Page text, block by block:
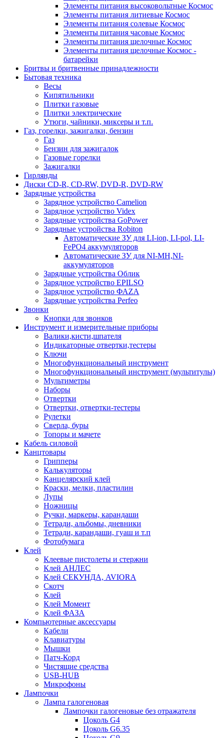
Элементы питания высоковольтные Космос
Элементы питания литиевые Космос
Элементы питания солевые Космос
Элементы питания часовые Космос
Элементы питания щелочные Космос
Элементы питания щелочные Космос -
батарейки
Бритвы и бритвенные принадлежности
Бытовая техника
Весы
Кипятильники
Плитки газовые
Плитки электрические
Утюги, чайники, миксеры и т.п.
Газ, горелки, зажигалки, бензин
Газ
Бензин для зажигалок
Газовые горелки
Зажигалки
Гирлянды
Диски CD-R, CD-RW, DVD-R, DVD-RW
Зарядные устройства
Зарядное устройство Camelion
Зарядное устройство Videx
Зарядные устройства GoPower
Зарядные устройства Robiton
Автоматические ЗУ для LI-ion, LI-pol, LI-
FePO4 аккумуляторов
Автоматические ЗУ для NI-MH,NI-
аккумуляторов
Зарядные устройства Облик
Зарядное устройство EPILSO
Зарядное устройство ФАZА
Зарядные устройства Perfeo
Звонки
Кнопки для звонков
Инструмент и измерительные приборы
Валики,кисти,шпателя
Индикаторные отвертки,тестеры
Ключи
Многофункциональный инструмент
Многофункциональный инструмент (мультитулы)
Мультиметры
Наборы
Отвертки
Отвертки, отвертки-тестеры
Рулетки
Сверла, буры
Топоры и мачете
Кабель силовой
Канцтовары
Грипперы
Калькуляторы
Канцелярский клей
Краски, мелки, пластилин
Лупы
Ножницы
Ручки, маркеры, карандаши
Тетради, альбомы, дневники
Тетради, карандаши, гуаш и т.п
Фотобумага
Клей
Клеевые пистолеты и стержни
Клей АНЛЕС
Клей СЕКУНДА, AVIORA
Скотч
Клей
Клей Момент
Клей ФАЗА
Компьютерные аксессуары
Кабели
Клавиатуры
Мышки
Патч-Корд
Чистящие средства
USB-HUB
Микрофоны
Лампочки
Лампа галогеновая
Лампочки галогеновые без отражателя
Цоколь G4
Цоколь G6.35